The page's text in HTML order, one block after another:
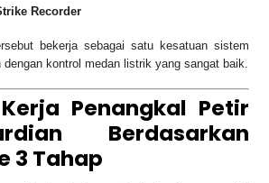
Recorder
bekerja sebagai satu kesatuan sistem
kontrol medan listrik yang sangat baik.
Penangkal Petir
Berdasarkan
3 Tahap